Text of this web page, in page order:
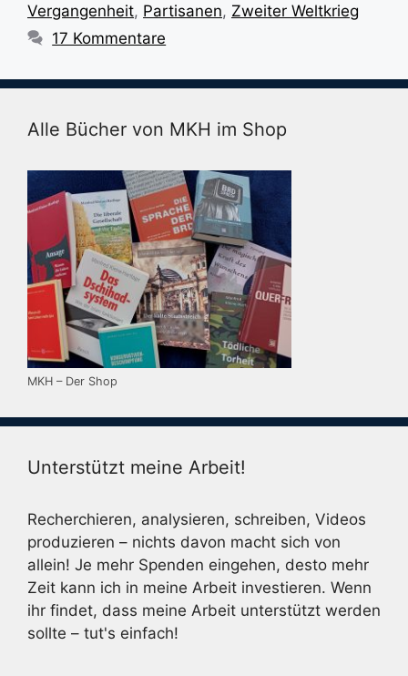
Vergangenheit, Partisanen, Zweiter Weltkrieg
17 Kommentare
Alle Bücher von MKH im Shop
MKH – Der Shop
Unterstützt meine Arbeit!
Recherchieren, analysieren, schreiben, Videos
produzieren – nichts davon macht sich von
allein! Je mehr Spenden eingehen, desto mehr
Zeit kann ich in meine Arbeit investieren. Wenn
ihr findet, dass meine Arbeit unterstützt werden
sollte – tut's einfach!